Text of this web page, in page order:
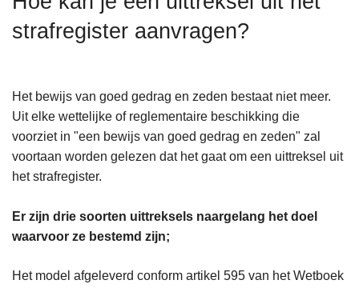
strafregister aanvragen?
Het bewijs van goed gedrag en zeden bestaat niet meer.
Uit elke wettelijke of reglementaire beschikking die
voorziet in "een bewijs van goed gedrag en zeden" zal
voortaan worden gelezen dat het gaat om een uittreksel uit
het strafregister.
Er zijn drie soorten uittreksels naargelang het doel
waarvoor ze bestemd zijn;
Het model afgeleverd conform artikel 595 van het Wetboek